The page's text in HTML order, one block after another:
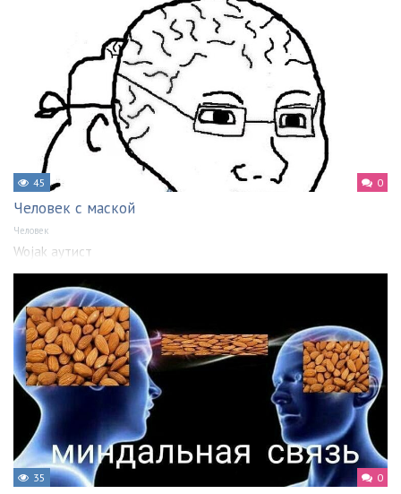
45 0
Человек с маской
Человек
Wojak аутист
35 0